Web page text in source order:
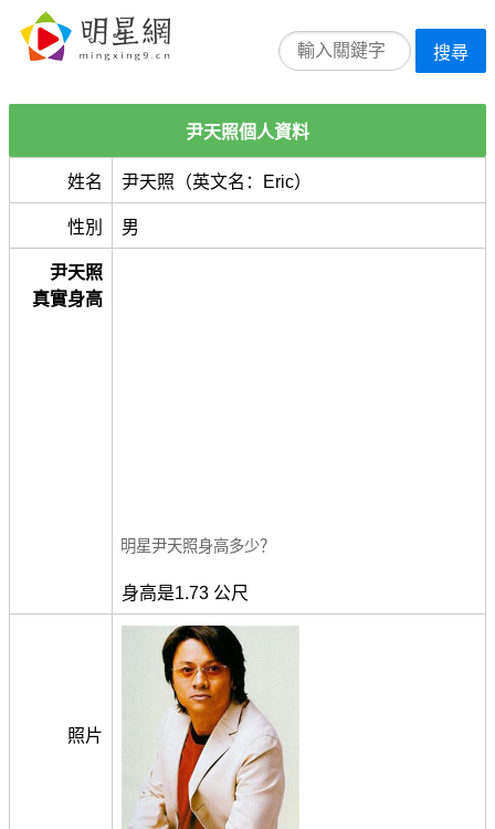
搜尋
尹天照個人資料
姓名 尹天照（英文名：Eric）
性別 男
尹天照
真實身高
明星尹天照身高多少？
身高是1.73 公尺
照片